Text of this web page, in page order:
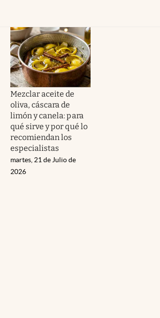
Mezclar aceite de
oliva, cáscara de
limón y canela: para
qué sirve y por qué lo
recomiendan los
especialistas
martes, 21 de Julio de
2026